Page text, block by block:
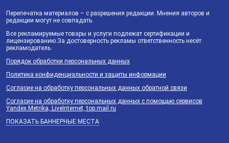
Перепечатка материалов – с разрешения редакции. Мнения авторов и
редакции могут не совпадать.
Все рекламируемые товары и услуги подлежат сертификации и
лицензированию.За достоверность рекламы ответственность несёт
рекламодатель.
Порядок обработки персональных данных
Политика конфиденциальности и защиты информации
Согласие на обработку персональных данных обратной связи
Согласие на обработку персональных данных с помощью сервисов
Yandex.Metrika, LiveInternet, top.mail.ru
ПОКАЗАТЬ БАННЕРНЫЕ МЕСТА